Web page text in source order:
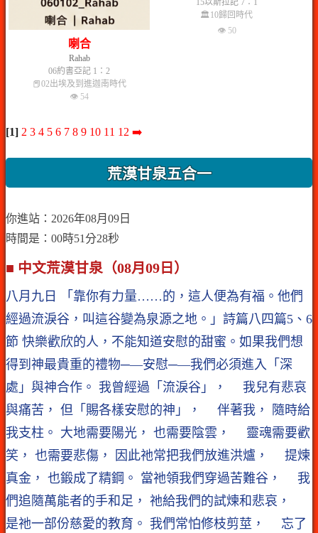
喇合
Rahab
06約書亞記 1：2
📕02出埃及到進迦南時代
👁 54
15以斯拉記 7：1
🏛️10歸回時代
👁 50
[1] 2 3 4 5 6 7 8 9 10 11 12 ➡️
荒漠甘泉五合一
你進站：2026年08月09日
時間是：00時51分28秒
■ 中文荒漠甘泉（08月09日）
八月九日 「靠你有力量……的，這人便為有福。他們
經過流淚谷，叫這谷變為泉源之地。」詩篇八四篇5、6
節 快樂歡欣的人，不能知道安慰的甜蜜。如果我們想
得到神最貴重的禮物─—安慰─—我們必須進入「深
處」與神合作。 我曾經過「流淚谷」， 我兒有悲哀
與痛苦， 但「賜各樣安慰的神」， 伴著我， 隨時給
我支柱。 大地需要陽光， 也需要陰雲， 靈魂需要歡
笑， 也需要悲傷， 因此祂常把我們放進洪爐， 提煉
真金， 也鍛成了精鋼。 當祂領我們穿過苦難谷， 我
們追隨萬能者的手和足， 祂給我們的試煉和悲哀，
是祂一部份慈愛的教育。 我們常怕修枝剪莖， 忘了